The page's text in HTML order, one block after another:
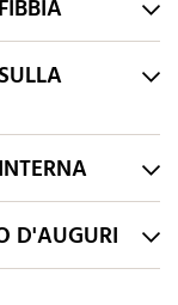
D'AUGURI